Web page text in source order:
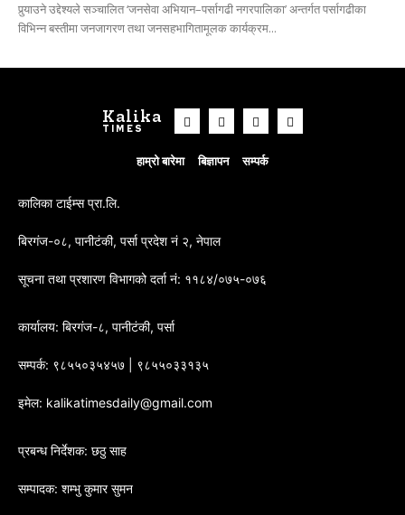
पुर्‍याउने उद्देश्यले सञ्चालित ‘जनसेवा अभियान–पर्सागढी नगरपालिका’ अन्तर्गत पर्सागढीका
विभिन्न बस्तीमा जनजागरण तथा जनसहभागितामूलक कार्यक्रम...
Kalika
TIMES
हाम्रो बारेमा बिज्ञापन सम्पर्क
कालिका टाईम्स प्रा.लि.
बिरगंज-०८, पानीटंकी, पर्सा प्रदेश नं २, नेपाल
सूचना तथा प्रशारण विभागको दर्ता नं: ११८४/०७५-०७६
कार्यालय: बिरगंज-८, पानीटंकी, पर्सा
सम्पर्क: ९८५५०३५४५७ | ९८५५०३३१३५
इमेल: kalikatimesdaily@gmail.com
प्रबन्ध निर्देशक: छठु साह
सम्पादक: शम्भु कुमार सुमन